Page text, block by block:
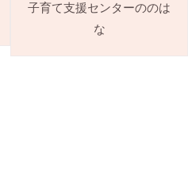
子育て支援センターののは
な